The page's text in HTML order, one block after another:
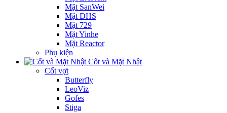
Mặt SanWei
Mặt DHS
Mặt 729
Mặt Yinhe
Mặt Reactor
Phụ kiện
Cốt và Mặt Nhật
Cốt vợt
Butterfly
LeoViz
Gofes
Stiga